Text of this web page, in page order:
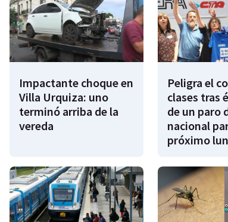
Impactante choque en
Villa Urquiza: uno
terminó arriba de la
vereda
Peligra el
clases tras
de un paro
nacional
próximo